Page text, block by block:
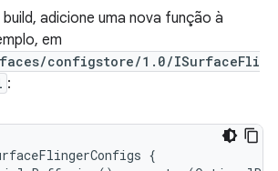
adicione uma nova função à
em
configstore/1.0/ISurfaceFli
:
{